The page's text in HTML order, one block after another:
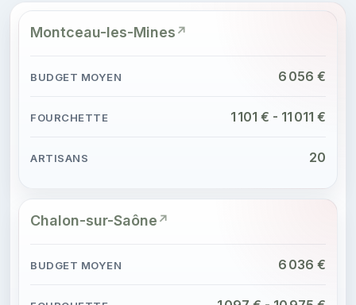
Montceau-les-Mines
6 056 €
1 101 € - 11 011 €
20
Chalon-sur-Saône
6 036 €